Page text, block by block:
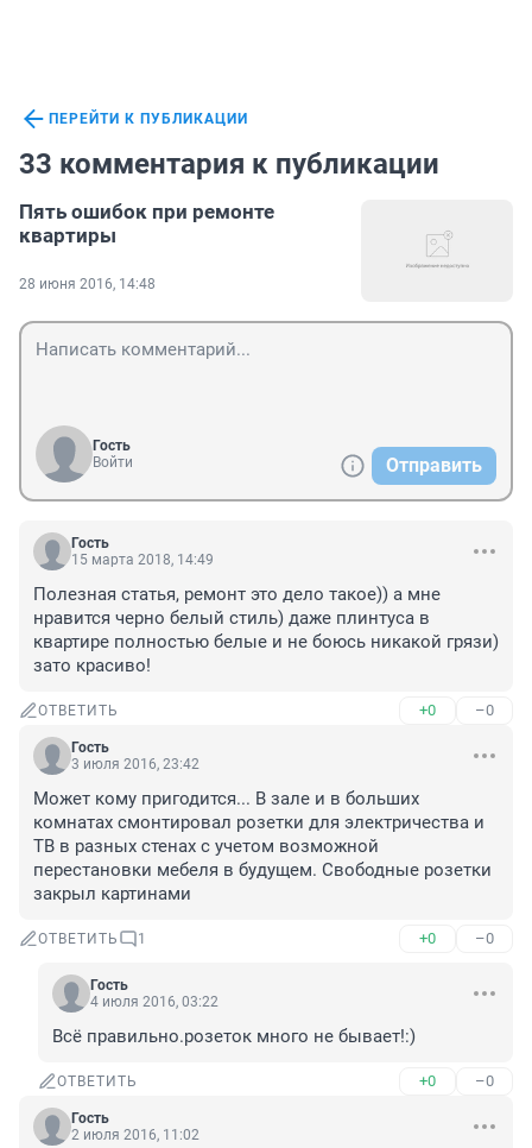
ПЕРЕЙТИ К ПУБЛИКАЦИИ
33 комментария к публикации
Пять ошибок при ремонте
квартиры
28 июня 2016, 14:48
Гость
Войти
Отправить
Гость
15 марта 2018, 14:49
Полезная статья, ремонт это дело такое)) а мне
нравится черно белый стиль) даже плинтуса в
квартире полностью белые и не боюсь никакой грязи)
зато красиво!
ОТВЕТИТЬ +0 –0
Гость
3 июля 2016, 23:42
Может кому пригодится... В зале и в больших
комнатах смонтировал розетки для электричества и
ТВ в разных стенах с учетом возможной
перестановки мебеля в будущем. Свободные розетки
закрыл картинами
ОТВЕТИТЬ 1 +0 –0
Гость
4 июля 2016, 03:22
Всё правильно.розеток много не бывает!:)
ОТВЕТИТЬ +0 –0
Гость
2 июля 2016, 11:02